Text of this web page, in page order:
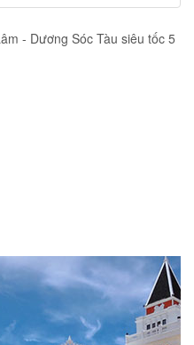
- Dương Sóc Tàu siêu tốc 5